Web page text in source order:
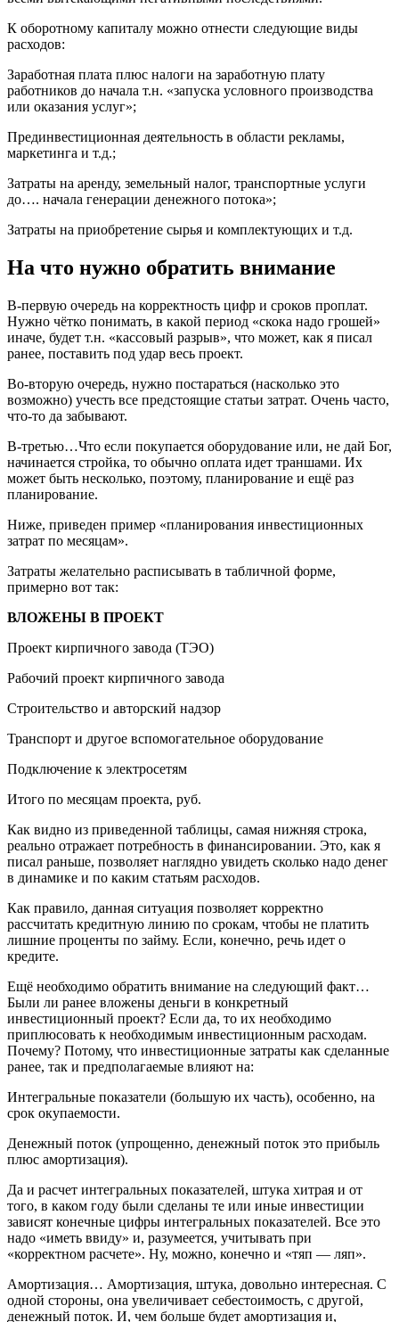
К оборотному капиталу можно отнести следующие виды
расходов:
Заработная плата плюс налоги на заработную плату
работников до начала т.н. «запуска условного производства
или оказания услуг»;
Прединвестиционная деятельность в области рекламы,
маркетинга и т.д.;
Затраты на аренду, земельный налог, транспортные услуги
до…. начала генерации денежного потока»;
Затраты на приобретение сырья и комплектующих и т.д.
На что нужно обратить внимание
В-первую очередь на корректность цифр и сроков проплат.
Нужно чётко понимать, в какой период «скока надо грошей»
иначе, будет т.н. «кассовый разрыв», что может, как я писал
ранее, поставить под удар весь проект.
Во-вторую очередь, нужно постараться (насколько это
возможно) учесть все предстоящие статьи затрат. Очень часто,
что-то да забывают.
В-третью…Что если покупается оборудование или, не дай Бог,
начинается стройка, то обычно оплата идет траншами. Их
может быть несколько, поэтому, планирование и ещё раз
планирование.
Ниже, приведен пример «планирования инвестиционных
затрат по месяцам».
Затраты желательно расписывать в табличной форме,
примерно вот так:
ВЛОЖЕНЫ В ПРОЕКТ
Проект кирпичного завода (ТЭО)
Рабочий проект кирпичного завода
Строительство и авторский надзор
Транспорт и другое вспомогательное оборудование
Подключение к электросетям
Итого по месяцам проекта, руб.
Как видно из приведенной таблицы, самая нижняя строка,
реально отражает потребность в финансировании. Это, как я
писал раньше, позволяет наглядно увидеть сколько надо денег
в динамике и по каким статьям расходов.
Как правило, данная ситуация позволяет корректно
рассчитать кредитную линию по срокам, чтобы не платить
лишние проценты по займу. Если, конечно, речь идет о
кредите.
Ещё необходимо обратить внимание на следующий факт…
Были ли ранее вложены деньги в конкретный
инвестиционный проект? Если да, то их необходимо
приплюсовать к необходимым инвестиционным расходам.
Почему? Потому, что инвестиционные затраты как сделанные
ранее, так и предполагаемые влияют на:
Интегральные показатели (большую их часть), особенно, на
срок окупаемости.
Денежный поток (упрощенно, денежный поток это прибыль
плюс амортизация).
Да и расчет интегральных показателей, штука хитрая и от
того, в каком году были сделаны те или иные инвестиции
зависят конечные цифры интегральных показателей. Все это
надо «иметь ввиду» и, разумеется, учитывать при
«корректном расчете». Ну, можно, конечно и «тяп — ляп».
Амортизация… Амортизация, штука, довольно интересная. С
одной стороны, она увеличивает себестоимость, с другой,
денежный поток. И, чем больше будет амортизация и,